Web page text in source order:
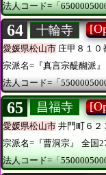
法人コード=「
64 十輪寺
愛媛県松山市 庄甲８１０
宗派名=『真言宗醍醐派』
法人コード=「
65 昌福寺
愛媛県松山市 井門町６２
宗派名=『曹洞宗』
全国
法人コード=「